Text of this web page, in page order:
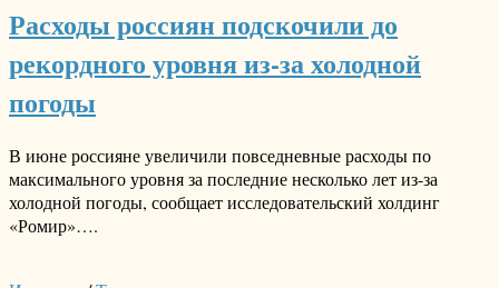
Расходы россиян подскочили до
рекордного уровня из-за холодной
погоды
В июне россияне увеличили повседневные расходы по
максимального уровня за последние несколько лет из-за
холодной погоды, сообщает исследовательский холдинг
«Ромир»….